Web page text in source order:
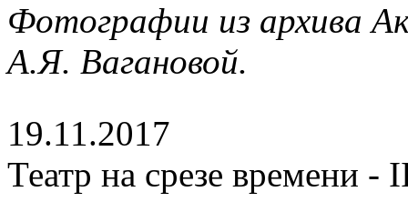
Фотографии из архива
А.Я. Вагановой.
19.11.2017
Театр на срезе времени -